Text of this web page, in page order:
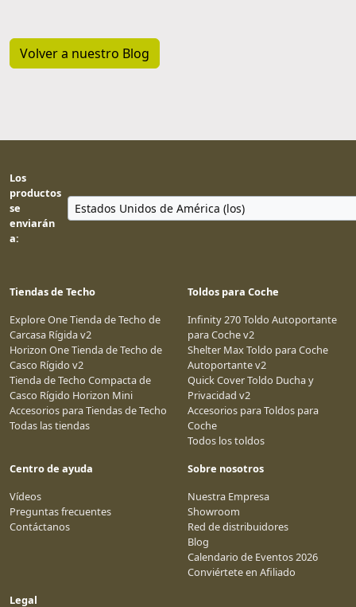
Volver a nuestro Blog
Los
productos
se
enviarán
a:
Tiendas de Techo
Explore One Tienda de Techo de
Carcasa Rígida v2
Horizon One Tienda de Techo de
Casco Rígido v2
Tienda de Techo Compacta de
Casco Rígido Horizon Mini
Accesorios para Tiendas de Techo
Todas las tiendas
Toldos para Coche
Infinity 270 Toldo Autoportante
para Coche v2
Shelter Max Toldo para Coche
Autoportante v2
Quick Cover Toldo Ducha y
Privacidad v2
Accesorios para Toldos para
Coche
Todos los toldos
Centro de ayuda
Vídeos
Preguntas frecuentes
Contáctanos
Sobre nosotros
Nuestra Empresa
Showroom
Red de distribuidores
Blog
Calendario de Eventos 2026
Conviértete en Afiliado
Legal